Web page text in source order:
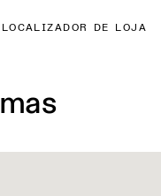
LOCALIZADOR DE LOJA